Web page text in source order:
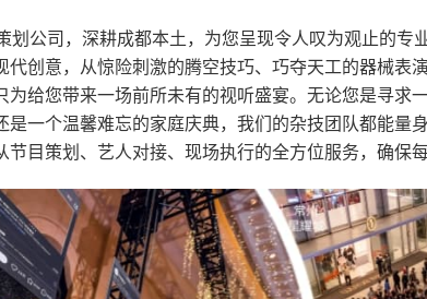
划公司，深耕成都本土，为您呈现令人叹为观止的专
代创意，从惊险刺激的腾空技巧、巧夺天工的器械表
为给您带来一场前所未有的视听盛宴。无论您是寻求
是一个温馨难忘的家庭庆典，我们的杂技团队都能量
节目策划、艺人对接、现场执行的全方位服务，确保